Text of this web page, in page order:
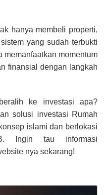
hanya membeli properti,
yang sudah terbukti
memanfaatkan momentum
finansial dengan langkah
ke investasi apa?
solusi investasi Rumah
islami dan berlokasi
Ingin tau informasi
nya sekarang!